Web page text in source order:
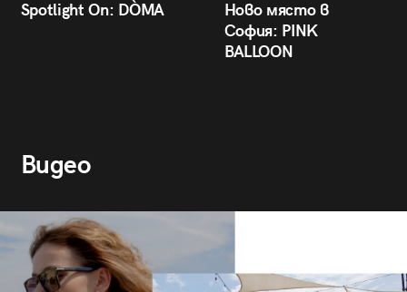
Spotlight On: DÒMA
Ново място в
София: PINK
BALLOON
Видео